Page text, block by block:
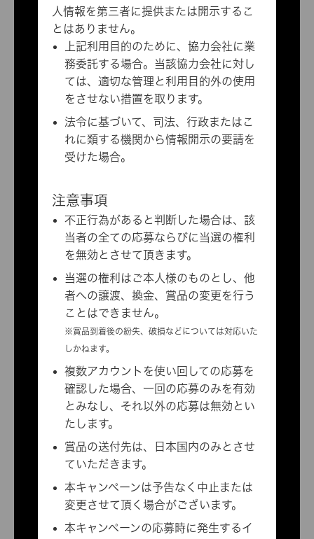
人情報を第三者に提供または開示するこ
とはありません。
上記利用目的のために、協力会社に業
務委託する場合。当該協力会社に対し
ては、適切な管理と利用目的外の使用
をさせない措置を取ります。
法令に基づいて、司法、行政またはこ
れに類する機関から情報開示の要請を
受けた場合。
注意事項
不正行為があると判断した場合は、該
当者の全ての応募ならびに当選の権利
を無効とさせて頂きます。
当選の権利はご本人様のものとし、他
者への譲渡、換金、賞品の変更を行う
ことはできません。
※賞品到着後の紛失、破損などについては対応いた
しかねます。
複数アカウントを使い回しての応募を
確認した場合、一回の応募のみを有効
とみなし、それ以外の応募は無効とい
たします。
賞品の送付先は、日本国内のみとさせ
ていただきます。
本キャンペーンは予告なく中止または
変更させて頂く場合がございます。
本キャンペーンの応募時に発生するイ